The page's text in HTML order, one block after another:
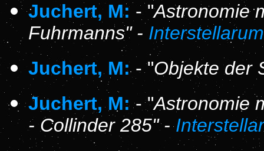
Juchert, M: - "Astronomie
Fuhrmanns" -
Juchert, M:- "Objekte der
Juchert, M:- "Astronomie
- Collinder 285" -